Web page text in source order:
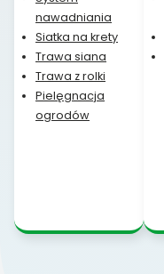
nawadniania
Siatka na krety
Trawa siana
Trawa z rolki
Pielęgnacja
ogrodów